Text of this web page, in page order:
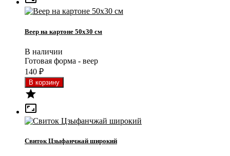
Веер на картоне 50x30 см
В наличии
Готовая форма - веер
140 ₽


Свиток Цзыфанчжай широкий